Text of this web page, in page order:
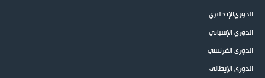
الدوريالإنجليزي
الدوري الإسباني
الدوري الفرنسي
الدوري الإيطالي